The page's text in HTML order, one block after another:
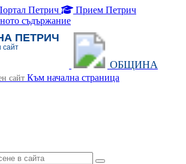
Петрич
Прием Петрич
съдържание
ПЕТРИЧ
сайт
ОБЩИНА
сайт Към начална страница